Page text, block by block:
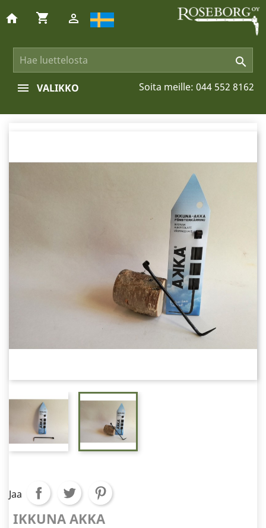

home shopping_cart 
Soita meille: 044 552 8162
VALIKKO
Jaa
IKKUNA AKKA